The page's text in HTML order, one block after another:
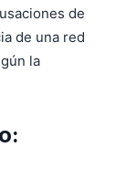
de
de una red
la